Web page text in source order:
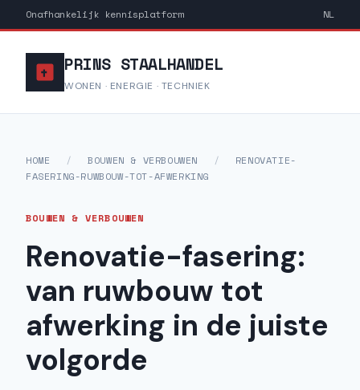
Onafhankelijk kennisplatform NL
PRINS STAALHANDEL
WONEN · ENERGIE · TECHNIEK
HOME / BOUWEN & VERBOUWEN /
RENOVATIE-
FASERING-RUWBOUW-TOT-AFWERKING
BOUWEN & VERBOUWEN
Renovatie-fasering:
van ruwbouw tot
afwerking in de juiste
volgorde